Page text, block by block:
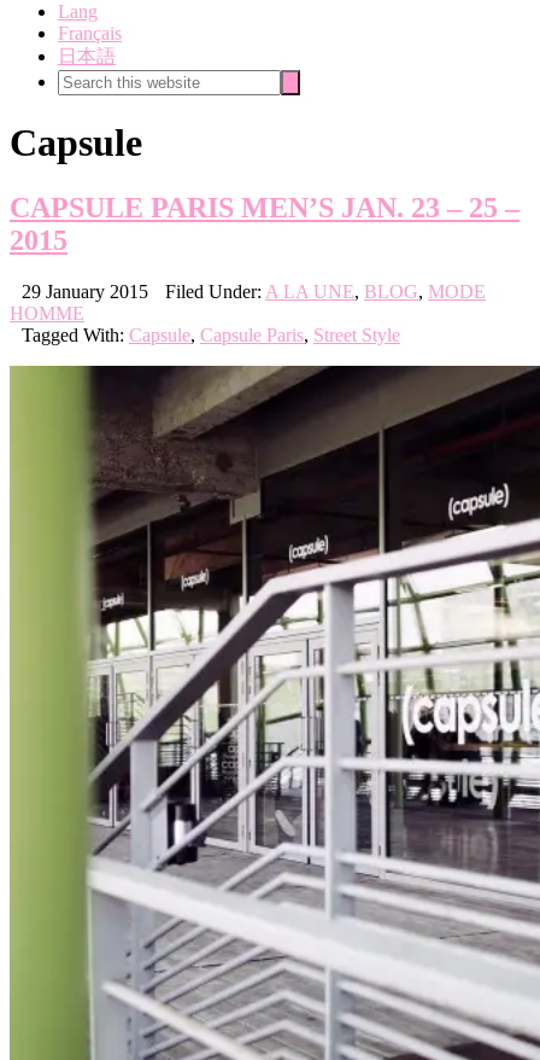
Lang
Français
日本語
Search
this
Capsule
CAPSULE PARIS MEN’S JAN. 23 – 25 –
2015
29 January 2015 Filed Under: A LA UNE, BLOG, MODE
HOMME
Tagged With: Capsule, Capsule Paris, Street Style